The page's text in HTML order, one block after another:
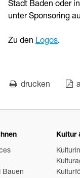
Stadt Baden oder
unter Sponsoring
Zu den Logos.
drucken
Bauen
Kultur